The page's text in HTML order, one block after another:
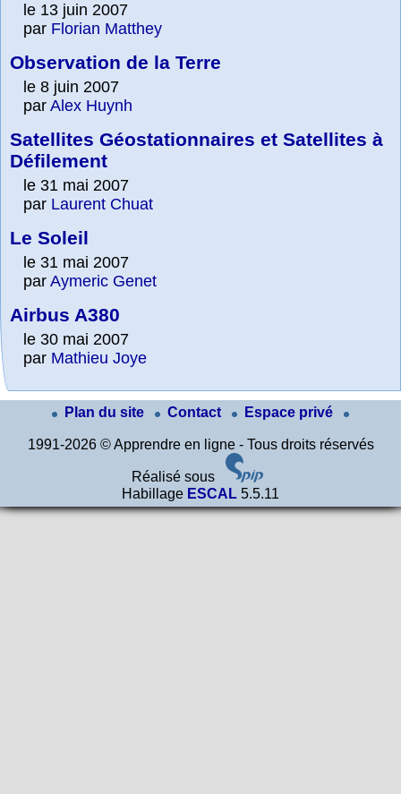
le 13 juin 2007
par Florian Matthey
Observation de la Terre
le 8 juin 2007
par Alex Huynh
Satellites Géostationnaires et Satellites à
Défilement
le 31 mai 2007
par Laurent Chuat
Le Soleil
le 31 mai 2007
par Aymeric Genet
Airbus A380
le 30 mai 2007
par Mathieu Joye
Plan du site Contact Espace privé
1991-2026 © Apprendre en ligne - Tous droits réservés
Réalisé sous
Habillage ESCAL 5.5.11